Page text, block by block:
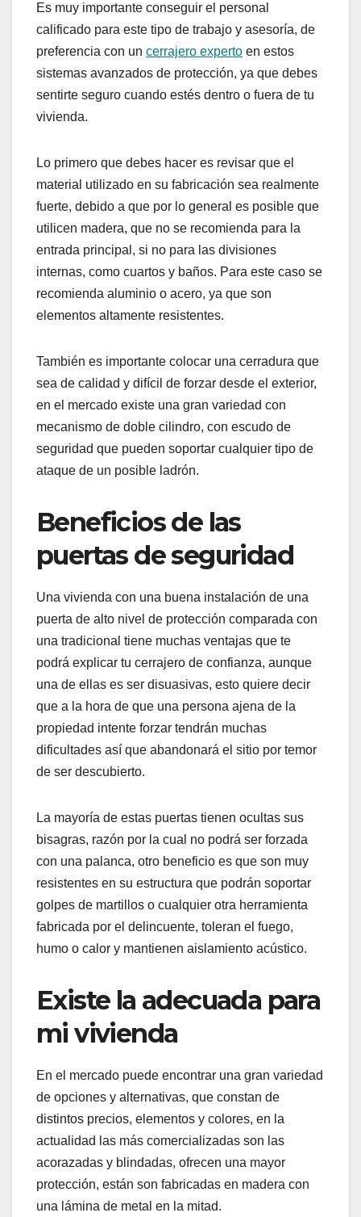
Es muy importante conseguir el personal
calificado para este tipo de trabajo y asesoría, de
preferencia con un cerrajero experto en estos
sistemas avanzados de protección, ya que debes
sentirte seguro cuando estés dentro o fuera de tu
vivienda.
Lo primero que debes hacer es revisar que el
material utilizado en su fabricación sea realmente
fuerte, debido a que por lo general es posible que
utilicen madera, que no se recomienda para la
entrada principal, si no para las divisiones
internas, como cuartos y baños. Para este caso se
recomienda aluminio o acero, ya que son
elementos altamente resistentes.
También es importante colocar una cerradura que
sea de calidad y difícil de forzar desde el exterior,
en el mercado existe una gran variedad con
mecanismo de doble cilindro, con escudo de
seguridad que pueden soportar cualquier tipo de
ataque de un posible ladrón.
Beneficios de las
puertas de seguridad
Una vivienda con una buena instalación de una
puerta de alto nivel de protección comparada con
una tradicional tiene muchas ventajas que te
podrá explicar tu cerrajero de confianza, aunque
una de ellas es ser disuasivas, esto quiere decir
que a la hora de que una persona ajena de la
propiedad intente forzar tendrán muchas
dificultades así que abandonará el sitio por temor
de ser descubierto.
La mayoría de estas puertas tienen ocultas sus
bisagras, razón por la cual no podrá ser forzada
con una palanca, otro beneficio es que son muy
resistentes en su estructura que podrán soportar
golpes de martillos o cualquier otra herramienta
fabricada por el delincuente, toleran el fuego,
humo o calor y mantienen aislamiento acústico.
Existe la adecuada para
mi vivienda
En el mercado puede encontrar una gran variedad
de opciones y alternativas, que constan de
distintos precios, elementos y colores, en la
actualidad las más comercializadas son las
acorazadas y blindadas, ofrecen una mayor
protección, están son fabricadas en madera con
una lámina de metal en la mitad.